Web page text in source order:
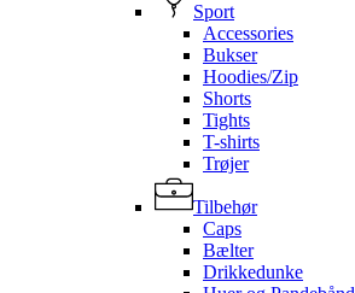
Sport
Accessories
Bukser
Hoodies/Zip
Shorts
Tights
T-shirts
Trøjer
Tilbehør
Caps
Bælter
Drikkedunke